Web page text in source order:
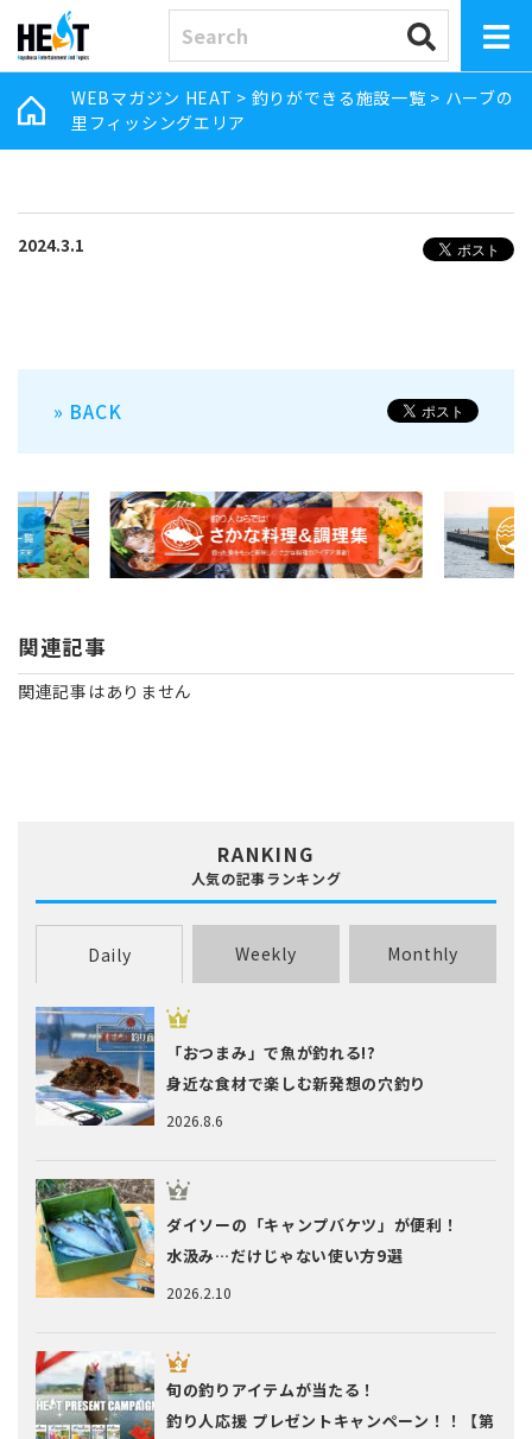
WEBマガジン HEAT > 釣りができる施設一覧 > ハーブの
里フィッシングエリア
2024.3.1
» BACK
関連記事
関連記事はありません
RANKING
人気の記事ランキング
Daily Weekly Monthly
2026.8.6
「おつまみ」で魚が釣れる!?
身近な食材で楽しむ新発想の穴釣り
2026.2.10
ダイソーの「キャンプバケツ」が便利！
水汲み…だけじゃない使い方9選
旬の釣りアイテムが当たる！
釣り人応援 プレゼントキャンペーン！！【第